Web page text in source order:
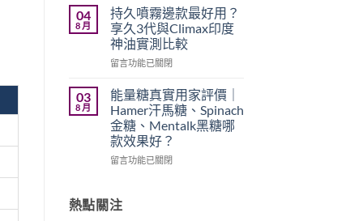
面
比
較〉
中
利
士
學
名
藥
買
渠
道、
價
錢
與
辨
別
威
大
Levifil
20mg
評
印
度
樂
威
壯
學
真
實
04
8 月
持久噴霧邊款最好用？
享久3代與Climax印度
神油實測比較
在
久
噴
霧
邊
款
最
享
久
留言功能已關閉
03
8 月
能量糖真實用家評價｜
Hamer汗馬糖、Spinach
金糖、Mentalk黑糖哪
款效果好？
在
糖
真
留言功能已關閉
熱點關注